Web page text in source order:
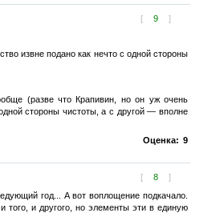
[ 9 ]
извне подано как нечто с одной стороны
(разве что Крапивин, но он уж очень
стороны чистоты, а с другой — вполне
Оценка: 9
[ 8 ]
год... А вот воплощение подкачало.
и другого, но элементы эти в единую